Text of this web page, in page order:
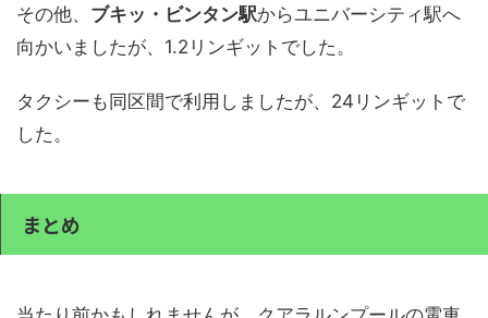
その他、 ブキッ・ビンタン駅からユニバーシティ駅へ
向かいましたが、1.2リンギットでした。
タクシーも同区間で利用しましたが、24リンギットで
した。
まとめ